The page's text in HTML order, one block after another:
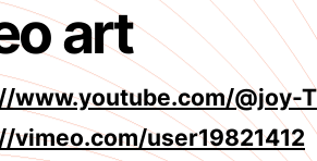
art
www.youtube.com/@joy-T
vimeo.com/user19821412